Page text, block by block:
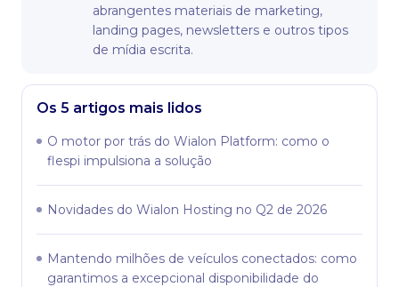
abrangentes materiais de marketing,
landing pages, newsletters e outros tipos
de mídia escrita.
Os 5 artigos mais lidos
O motor por trás do Wialon Platform: como o
flespi impulsiona a solução
Novidades do Wialon Hosting no Q2 de 2026
Mantendo milhões de veículos conectados: como
garantimos a excepcional disponibilidade do